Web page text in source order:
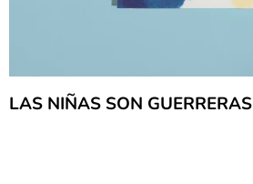
LAS NIÑAS SON GUERRERAS